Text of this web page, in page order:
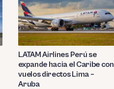
LATAM Airlines Perú se
expande hacia el Caribe con
vuelos directos Lima –
Aruba